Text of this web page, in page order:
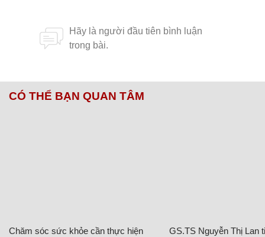
CÓ THỂ BẠN QUAN TÂM
Chăm sóc sức khỏe cần thực hiện
GS.TS Nguyễn Thị Lan